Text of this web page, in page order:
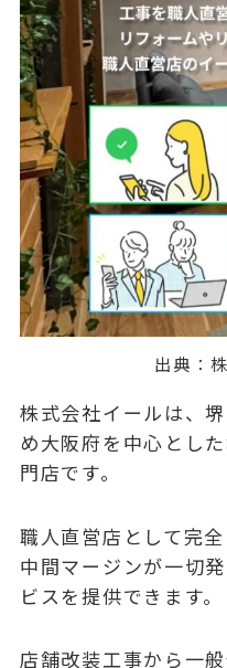
出典：
株式会社イールは、
め大阪府を中心とし
門店です。
職人直営店として完全
中間マージンが一切
ビスを提供できます。
店舗改装工事から一